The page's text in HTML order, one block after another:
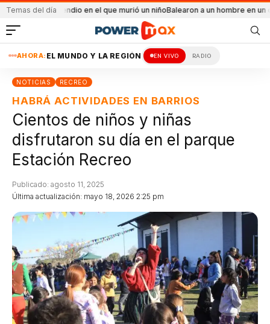
Temas del día
incendio en el que murió un niñoBalearon a un hombre en un conflicto
AHORA: EL MUNDO Y LA REGIÓN EN VIVO RADIO
NOTICIAS RECREO
HABRÁ ACTIVIDADES EN BARRIOS
Cientos de niños y niñas
disfrutaron su día en el parque
Estación Recreo
Última actualización: mayo 18, 2026 2:25 pm
Publicado: agosto 11, 2025